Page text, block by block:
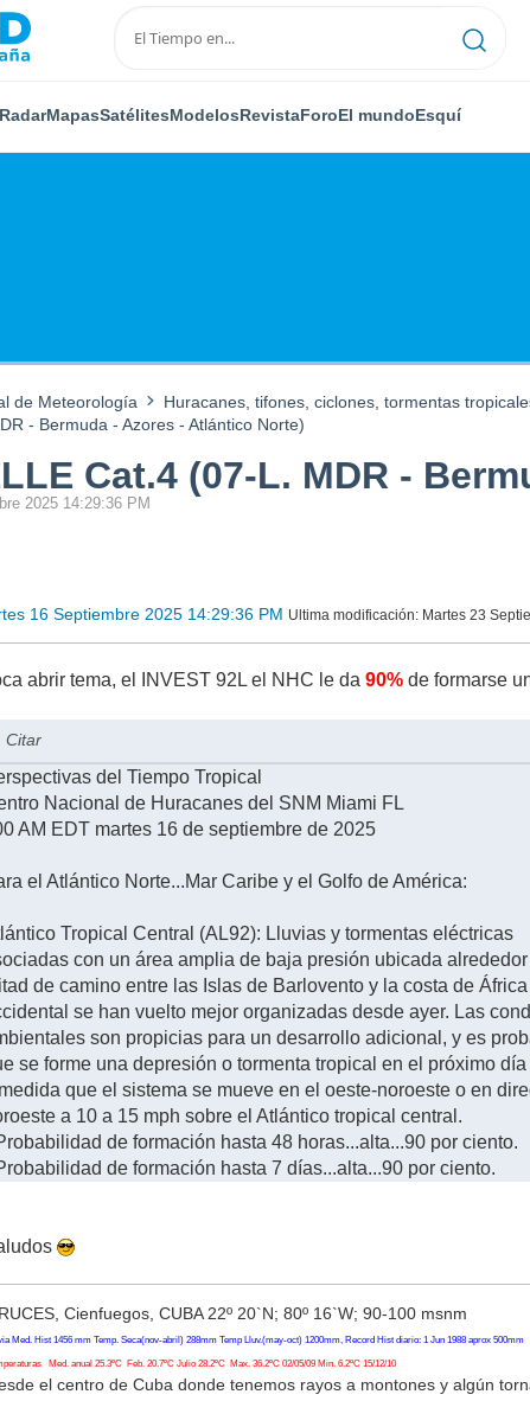
RadarMapasSatélitesModelosRevistaForoEl mundoEsquí
de Meteorología Huracanes, tifones, ciclones, tormentas
- Bermuda - Azores - Atlántico Norte)
Cat.4 (07-L. MDR -
2025 14:29:36 PM
16 Septiembre 2025 14:29:36 PM Ultima modificación: Martes 23
abrir tema, el INVEST 92L el NHC le da90% de formarse
Citar
del Tiempo Tropical
Nacional de Huracanes del SNM Miami FL
AM EDT martes 16 de septiembre de 2025
el Atlántico Norte...Mar Caribe y el Golfo de América:
Tropical Central (AL92): Lluvias y tormentas eléctricas
con un área amplia de baja presión ubicada
de camino entre las Islas de Barlovento y la costa de África
se han vuelto mejor organizadas desde ayer. Las
son propicias para un desarrollo adicional, y es
se forme una depresión o tormenta tropical en el próximo
que el sistema se mueve en el oeste-noroeste o en
a 10 a 15 mph sobre el Atlántico tropical central.
de formación hasta 48 horas...alta...90 por ciento.
de formación hasta 7 días...alta...90 por ciento.
Cienfuegos, CUBA 22º 20`N; 80º 16`W; 90-100 msnm
Med. Hist 1456 mm Temp. Seca(nov-abril) 288mm Temp Lluv.(may-oct) 1200mm, Record Hist diario: 1 Jun 1988 aprox 500mm
Med. anual 25.3ºC Feb. 20.7ºC Julio 28.2ºC Max. 36.2ºC 02/05/09 Min. 6.2ºC 15/12/10
el centro de Cuba donde tenemos rayos a montones y algún